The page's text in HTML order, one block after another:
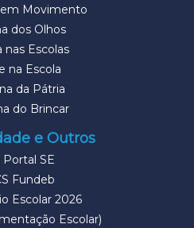
em Movimento
dos Olhos
nas Escolas
na Escola
da Pátria
do Brincar
e Outros
Portal SE
Fundeb
Escolar 2026
Escolar)